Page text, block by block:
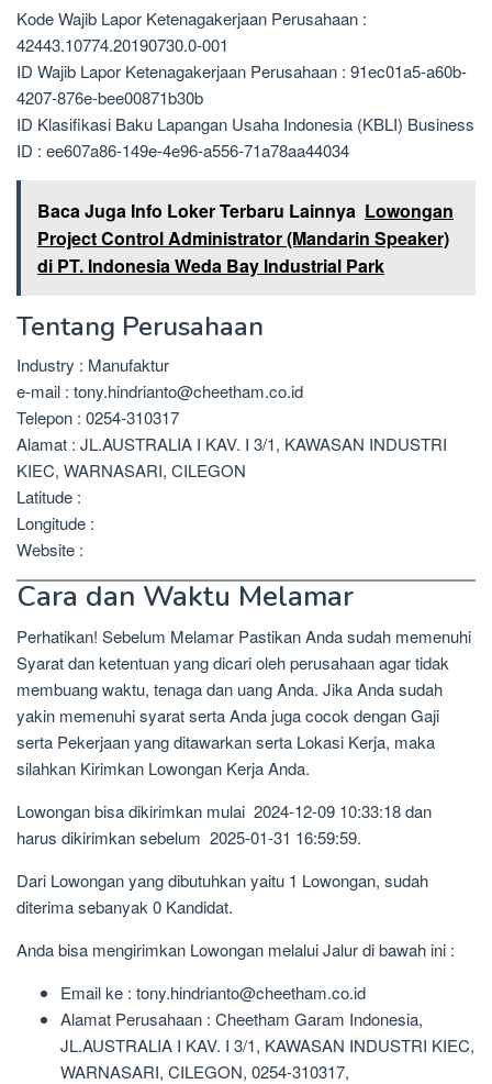
Kode Wajib Lapor Ketenagakerjaan Perusahaan :
42443.10774.20190730.0-001
ID Wajib Lapor Ketenagakerjaan Perusahaan : 91ec01a5-a60b-
4207-876e-bee00871b30b
ID Klasifikasi Baku Lapangan Usaha Indonesia (KBLI) Business
ID : ee607a86-149e-4e96-a556-71a78aa44034
Baca Juga Info Loker Terbaru Lainnya Lowongan
Project Control Administrator (Mandarin Speaker)
di PT. Indonesia Weda Bay Industrial Park
Tentang Perusahaan
Industry : Manufaktur
e-mail : tony.hindrianto@cheetham.co.id
Telepon : 0254-310317
Alamat : JL.AUSTRALIA I KAV. I 3/1, KAWASAN INDUSTRI
KIEC, WARNASARI, CILEGON
Latitude :
Longitude :
Website :
Cara dan Waktu Melamar
Perhatikan! Sebelum Melamar Pastikan Anda sudah memenuhi
Syarat dan ketentuan yang dicari oleh perusahaan agar tidak
membuang waktu, tenaga dan uang Anda. Jika Anda sudah
yakin memenuhi syarat serta Anda juga cocok dengan Gaji
serta Pekerjaan yang ditawarkan serta Lokasi Kerja, maka
silahkan Kirimkan Lowongan Kerja Anda.
Lowongan bisa dikirimkan mulai 2024-12-09 10:33:18 dan
harus dikirimkan sebelum 2025-01-31 16:59:59.
Dari Lowongan yang dibutuhkan yaitu 1 Lowongan, sudah
diterima sebanyak 0 Kandidat.
Anda bisa mengirimkan Lowongan melalui Jalur di bawah ini :
Email ke : tony.hindrianto@cheetham.co.id
Alamat Perusahaan : Cheetham Garam Indonesia,
JL.AUSTRALIA I KAV. I 3/1, KAWASAN INDUSTRI KIEC,
WARNASARI, CILEGON, 0254-310317,